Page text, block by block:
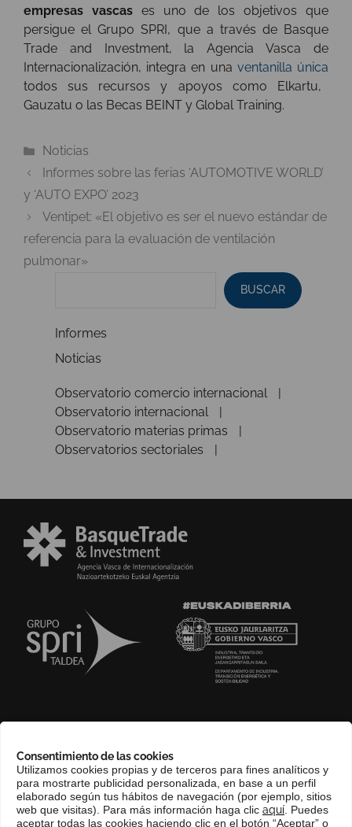
Consentimiento de las cookies
Utilizamos cookies propias y de terceros para fines analíticos y
para mostrarte publicidad personalizada, en base a un perfil
elaborado según tus hábitos de navegación (por ejemplo, sitios
web que visitas). Para más información haga clic aquí . Puedes
aceptar todas las cookies haciendo clic en el botón “Aceptar” o
empresas vascases uno de los objetivos que
persigue el Grupo SPRI, que a través de Basque
Trade and Investment, la Agencia Vasca de
Internacionalización, integra en una ventanilla única
todos sus recursos y apoyos como Elkartu,
Gauzatu o las Becas BEINT y Global Training.
Categorías
Noticias
Informes sobre las ferias ‘AUTOMOTIVE WORLD’
y ‘AUTO EXPO’ 2023
Ventipet: «El objetivo es ser el nuevo estándar de
referencia para la evaluación de ventilación
pulmonar»
BUSCAR
Informes
Noticias
Observatorio comercio internacional
Observatorio internacional
Observatorio materias primas
Observatorios sectoriales
COMPLIANCE CHANNEL
CONTACTO
EUSKERA